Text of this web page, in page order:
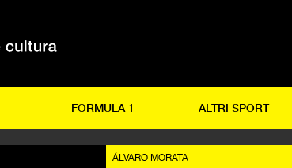
FORMULA 1 ALTRI SPORT
ÁLVARO MORATA